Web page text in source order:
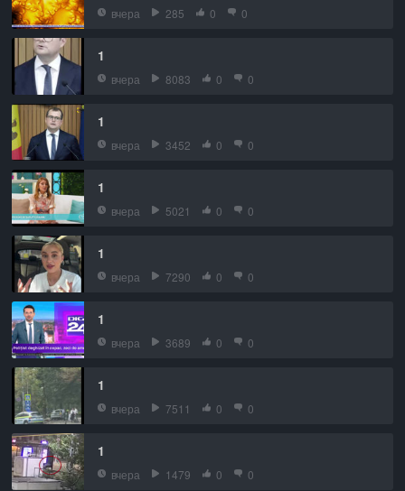
вчера 285 0 0
1
вчера 8083 0 0
1
вчера 3452 0 0
1
вчера 5021 0 0
1
вчера 7290 0 0
1
вчера 3689 0 0
1
вчера 7511 0 0
1
вчера 1479 0 0